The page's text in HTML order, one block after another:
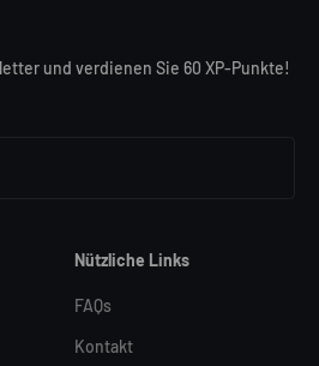
und verdienen Sie 60 XP-Punkte!
Nützliche Links
FAQs
Kontakt